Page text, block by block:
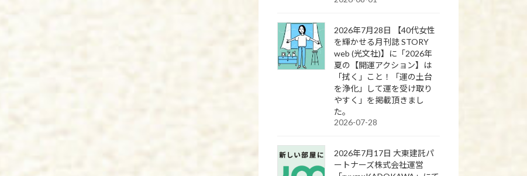
2026年7月28日 【40代女性
を輝かせる月刊誌 STORY
web (光文社)】に「2026年
夏の【開運アクション】は
「拭く」こと！「運の土台
を浄化」して運を受け取り
やすく」を掲載頂きまし
た。
2026-07-28
2026年7月17日 大東建託パ
ートナーズ株式会社運営